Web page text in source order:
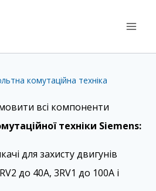
комутаційна техніка
всі компоненти
техніки Siemens:
для захисту двигунів
до 40А, 3RV1 до 100А і